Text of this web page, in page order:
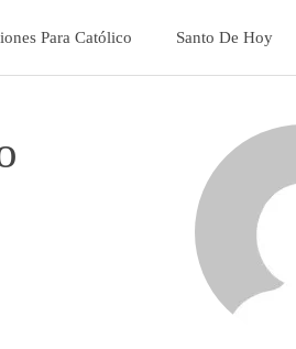
Para Católico Santo De Hoy